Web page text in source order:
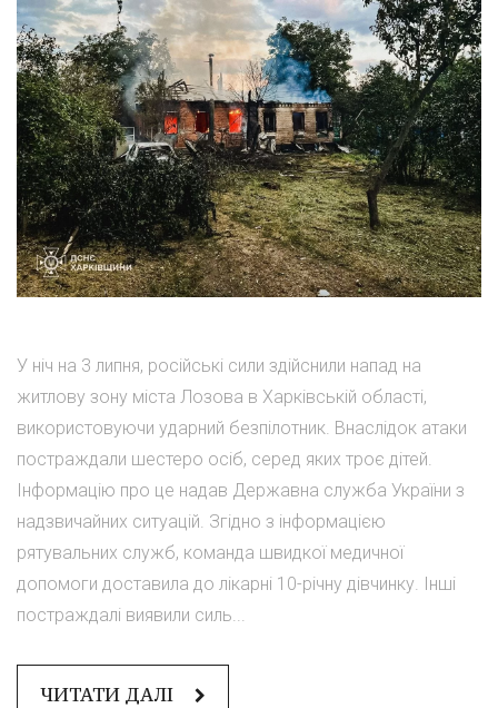
У ніч на 3 липня, російські сили здійснили напад на
житлову зону міста Лозова в Харківській області,
використовуючи ударний безпілотник. Внаслідок атаки
постраждали шестеро осіб, серед яких троє дітей.
Інформацію про це надав Державна служба України з
надзвичайних ситуацій. Згідно з інформацією
рятувальних служб, команда швидкої медичної
допомоги доставила до лікарні 10-річну дівчинку. Інші
постраждалі виявили силь...
ЧИТАТИ ДАЛІ